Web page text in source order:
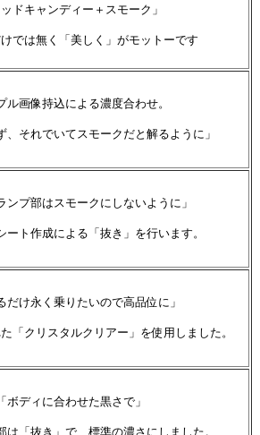
ッドキャンディー＋スモーク」
では無く「美しく」がモットーです
ル画像持込による濃度合わせ。
、それでいてスモークだと解るように」
ンプ部はスモークにしないように」
ート作成による「抜き」を行います。
だけ永く乗りたいので高品位に」
「クリスタルクリアー」を使用しました。
「ボディに合わせた黒さで」
は「抜き」で、標準の濃さにしました。